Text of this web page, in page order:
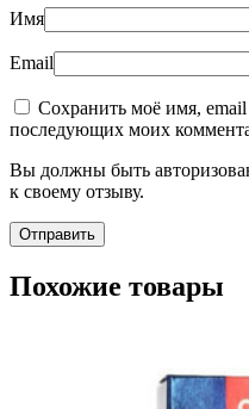
Имя
Email
Сохранить моё имя, email
последующих моих
Вы должны быть
к своему отзыву.
Похожие товары